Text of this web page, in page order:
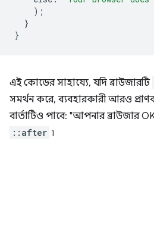
);
}
}
এই কোডের সাহায্যে, যদি ব্রাউজারটি
সমর্থন করে, ব্যবহারকারী আরও
বার্তাটিও পাবে: "আপনার ব্রাউজার
::after ৷